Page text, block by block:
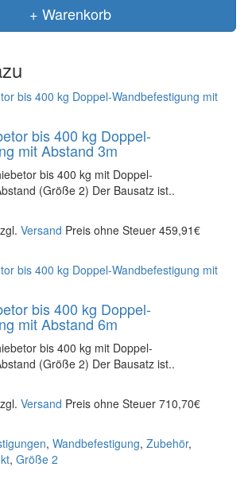
+ Warenkorb
bis 400 kg Doppel-
mit Abstand 3m
bis 400 kg mit Doppel-
(Größe 2) Der Bausatz ist..
Versand Preis ohne Steuer 459,91€
bis 400 kg Doppel-
mit Abstand 6m
bis 400 kg mit Doppel-
(Größe 2) Der Bausatz ist..
Versand Preis ohne Steuer 710,70€
, Wandbefestigung, Zubehör,
, Größe 2